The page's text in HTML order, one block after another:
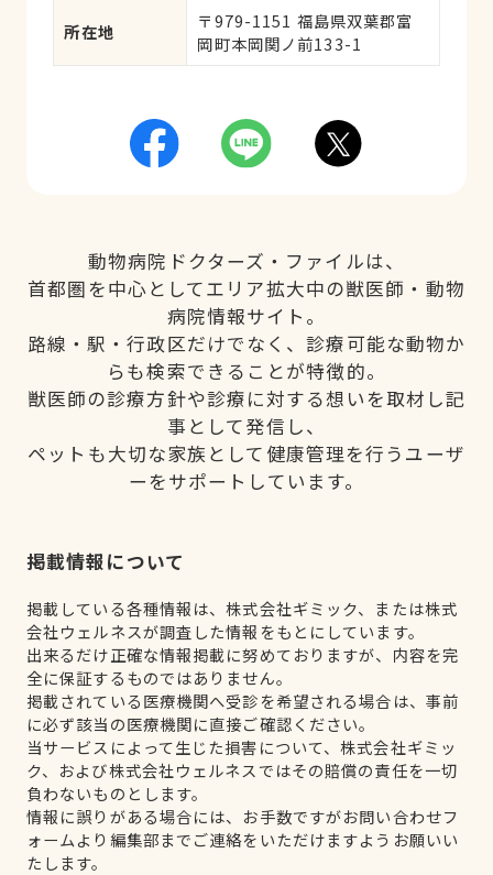
所在地
〒979-1151 福島県双葉郡富
岡町本岡関ノ前133-1
動物病院ドクターズ・ファイルは、
首都圏を中心としてエリア拡大中の獣医師・動物
病院情報サイト。
路線・駅・行政区だけでなく、診療可能な動物か
らも検索できることが特徴的。
獣医師の診療方針や診療に対する想いを取材し記
事として発信し、
ペットも大切な家族として健康管理を行うユーザ
ーをサポートしています。
掲載情報について
掲載している各種情報は、株式会社ギミック、または株式
会社ウェルネスが調査した情報をもとにしています。
出来るだけ正確な情報掲載に努めておりますが、内容を完
全に保証するものではありません。
掲載されている医療機関へ受診を希望される場合は、事前
に必ず該当の医療機関に直接ご確認ください。
当サービスによって生じた損害について、株式会社ギミッ
ク、および株式会社ウェルネスではその賠償の責任を一切
負わないものとします。
情報に誤りがある場合には、お手数ですがお問い合わせフ
ォームより編集部までご連絡をいただけますようお願いい
たします。